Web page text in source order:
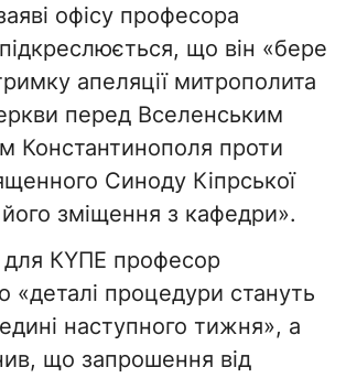
офісу професора
що він «бере
апеляції митрополита
перед Вселенським
Константинополя проти
Синоду Кіпрської
зміщення з кафедри».
для КΥΠΕ професор
«деталі процедури стануть
наступного тижня», а
що запрошення від